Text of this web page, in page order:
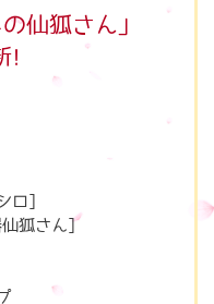
仙狐さん」
ロ]
仙狐さん]